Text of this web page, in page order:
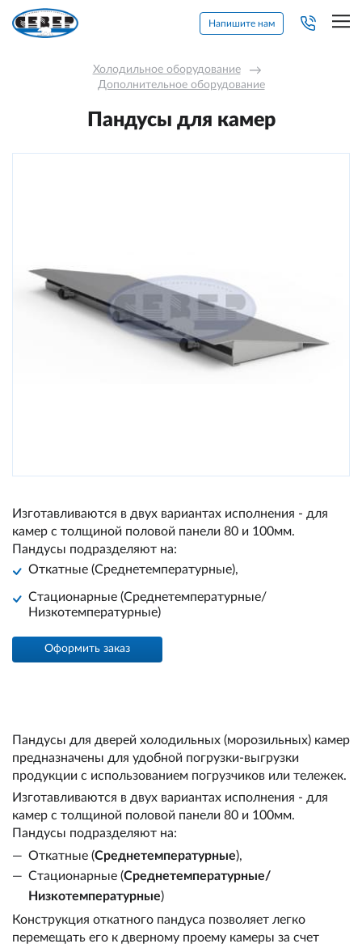
Напишите нам
Холодильное оборудование →
Дополнительное оборудование
Пандусы для камер
Изготавливаются в двух вариантах исполнения - для
камер с толщиной половой панели 80 и 100мм.
Пандусы подразделяют на:
Откатные (Среднетемпературные),
Стационарные (Среднетемпературные/
Низкотемпературные)
Оформить заказ
Пандусы для дверей холодильных (морозильных) камер
предназначены для удобной погрузки-выгрузки
продукции с использованием погрузчиков или тележек.
Изготавливаются в двух вариантах исполнения - для
камер с толщиной половой панели 80 и 100мм.
Пандусы подразделяют на:
Откатные (Среднетемпературные),
Стационарные (Среднетемпературные/
Низкотемпературные)
Конструкция откатного пандуса позволяет легко
перемещать его к дверному проему камеры за счет